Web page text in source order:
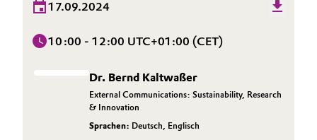
17.09.2024
10:00 - 12:00 UTC+01:00 (CET)
Dr. Bernd Kaltwaßer
External Communications: Sustainability, Research
& Innovation
Sprachen: Deutsch, Englisch